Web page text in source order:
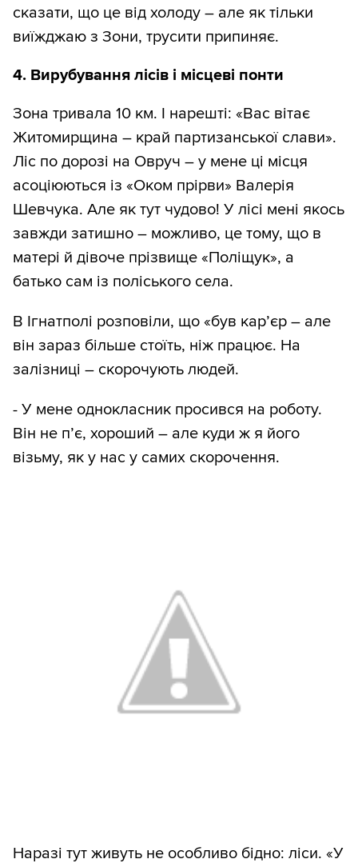
сказати, що це від холоду – але як тільки
виїжджаю з Зони, трусити припиняє.
4. Вирубування лісів і місцеві понти
Зона тривала 10 км. І нарешті: «Вас вітає
Житомирщина – край партизанської слави».
Ліс по дорозі на Овруч – у мене ці місця
асоціюються із «Оком прірви» Валерія
Шевчука. Але як тут чудово! У лісі мені якось
завжди затишно – можливо, це тому, що в
матері й дівоче прізвище «Поліщук», а
батько сам із поліського села.
В Ігнатполі розповіли, що «був кар’єр – але
він зараз більше стоїть, ніж працює. На
залізниці – скорочують людей.
- У мене однокласник просився на роботу.
Він не п’є, хороший – але куди ж я його
візьму, як у нас у самих скорочення.
Наразі тут живуть не особливо бідно: ліси. «У